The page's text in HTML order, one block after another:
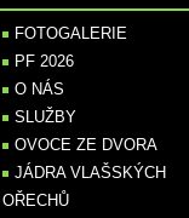
FOTOGALERIE
PF 2026
O NÁS
SLUŽBY
OVOCE ZE DVORA
JÁDRA VLAŠSKÝCH
OŘECHŮ